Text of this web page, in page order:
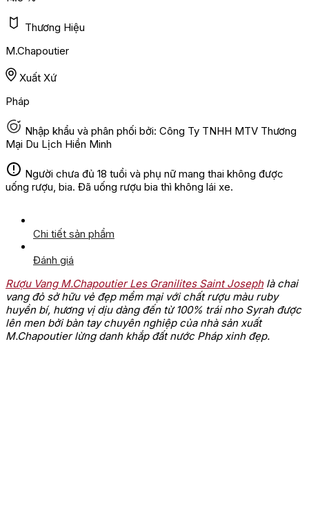
Thương Hiệu
M.Chapoutier
Xuất Xứ
Pháp
Nhập khẩu và phân phối bởi: Công Ty TNHH MTV Thương
Mại Du Lịch Hiền Minh
Người chưa đủ 18 tuổi và phụ nữ mang thai không được
uống rượu, bia. Đã uống rượu bia thì không lái xe.
Chi tiết sản phẩm
Đánh giá
Rượu Vang M.Chapoutier Les Granilites Saint Josephlà chai
vang đỏ sở hữu vẻ đẹp mềm mại với chất rượu màu ruby
huyền bí, hương vị dịu dàng đến từ 100% trái nho Syrah được
lên men bởi bàn tay chuyên nghiệp của nhà sản xuất
M.Chapoutier lừng danh khắp đất nước Pháp xinh đẹp.